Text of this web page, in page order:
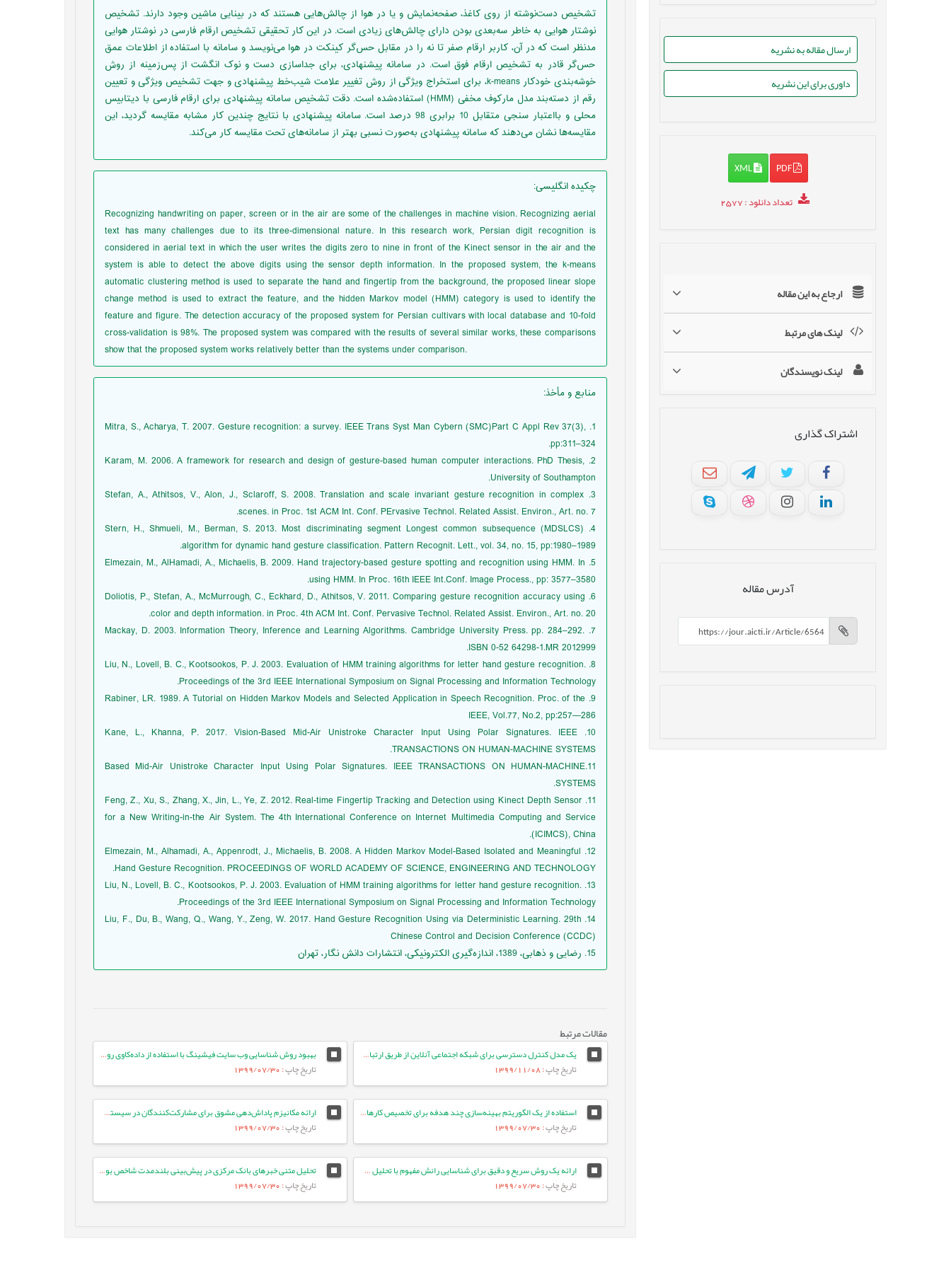
ارسال مقاله به نشریه
داوری برای این نشریه
PDF
XML
تعداد دانلود: 2577
ارجاع به این مقاله
لینک های مرتبط
لینک نویسندگان
اشتراک گذاری
آدرس مقاله
تشخیص دست‌نوشته از روی کاغذ، صفحه‌نمایش و یا در هوا از چالش‌هایی هستند که در بینایی ماشین وجود دارند. تشخیص
نوشتار هوایی به خاطر سه‌بعدی بودن دارای چالش‌های زیادی است. در این کار تحقیقی تشخیص ارقام فارسی در نوشتار هوایی
مدنظر است که در آن، کاربر ارقام صفر تا نه را در مقابل حس‌گر کینکت در هوا می‌نویسد و سامانه با استفاده از اطلاعات عمق
حس‌گر قادر به تشخیص ارقام فوق است. در سامانه پیشنهادی، برای جداسازی دست و نوک انگشت از پس‌زمینه از روش
خوشه‌بندی خودکار k-means، برای استخراج ویژگی از روش تغییر علامت شیب‌خط پیشنهادی و جهت تشخیص ویژگی و تعیین
رقم از دسته‌بند مدل مارکوف مخفی (HMM) استفاده‌شده است. دقت تشخیص سامانه پیشنهادی برای ارقام فارسی با دیتابیس
محلی و بااعتبار سنجی متقابل 10 برابری 98 درصد است. سامانه پیشنهادی با نتایج چندین کار مشابه مقایسه گردید، این
مقایسه‌ها نشان می‌دهند که سامانه پیشنهادی به‌صورت نسبی بهتر از سامانه‌های تحت مقایسه کار می‌کند.
چکیده انگلیسی:
Recognizing handwriting on paper, screen or in the air are some of the challenges in machine vision. Recognizing aerial
text has many challenges due to its three-dimensional nature. In this research work, Persian digit recognition is
considered in aerial text in which the user writes the digits zero to nine in front of the Kinect sensor in the air and the
system is able to detect the above digits using the sensor depth information. In the proposed system, the k-means
automatic clustering method is used to separate the hand and fingertip from the background, the proposed linear slope
change method is used to extract the feature, and the hidden Markov model (HMM) category is used to identify the
feature and figure. The detection accuracy of the proposed system for Persian cultivars with local database and 10-fold
cross-validation is 98%. The proposed system was compared with the results of several similar works, these comparisons
show that the proposed system works relatively better than the systems under comparison.
منابع و مأخذ:
1. Mitra, S., Acharya, T. 2007. Gesture recognition: a survey. IEEE Trans Syst Man Cybern (SMC)Part C Appl Rev 37(3),
pp:311–324.
2. Karam, M. 2006. A framework for research and design of gesture-based human computer interactions. PhD Thesis,
University of Southampton.
3. Stefan, A., Athitsos, V., Alon, J., Sclaroff, S. 2008. Translation and scale invariant gesture recognition in complex
scenes. in Proc. 1st ACM Int. Conf. PErvasive Technol. Related Assist. Environ., Art. no. 7.
4. Stern, H., Shmueli, M., Berman, S. 2013. Most discriminating segment Longest common subsequence (MDSLCS)
algorithm for dynamic hand gesture classification. Pattern Recognit. Lett., vol. 34, no. 15, pp:1980–1989.
5. Elmezain, M., AlHamadi, A., Michaelis, B. 2009. Hand trajectory-based gesture spotting and recognition using HMM. In
using HMM. In Proc. 16th IEEE Int.Conf. Image Process., pp: 3577–3580.
6. Doliotis, P., Stefan, A., McMurrough, C., Eckhard, D., Athitsos, V. 2011. Comparing gesture recognition accuracy using
color and depth information. in Proc. 4th ACM Int. Conf. Pervasive Technol. Related Assist. Environ., Art. no. 20.
7. Mackay, D. 2003. Information Theory, Inference and Learning Algorithms. Cambridge University Press. pp. 284–292.
ISBN 0-52 64298-1.MR 2012999.
8. Liu, N., Lovell, B. C., Kootsookos, P. J. 2003. Evaluation of HMM training algorithms for letter hand gesture recognition.
Proceedings of the 3rd IEEE International Symposium on Signal Processing and Information Technology.
9. Rabiner, LR. 1989. A Tutorial on Hidden Markov Models and Selected Application in Speech Recognition. Proc. of the
IEEE, Vol.77, No.2, pp:257—286
10. Kane, L., Khanna, P. 2017. Vision-Based Mid-Air Unistroke Character Input Using Polar Signatures. IEEE
TRANSACTIONS ON HUMAN-MACHINE SYSTEMS.
11.Based Mid-Air Unistroke Character Input Using Polar Signatures. IEEE TRANSACTIONS ON HUMAN-MACHINE
SYSTEMS.
11. Feng, Z., Xu, S., Zhang, X., Jin, L., Ye, Z. 2012. Real-time Fingertip Tracking and Detection using Kinect Depth Sensor
for a New Writing-in-the Air System. The 4th International Conference on Internet Multimedia Computing and Service
(ICIMCS), China.
12. Elmezain, M., Alhamadi, A., Appenrodt, J., Michaelis, B. 2008. A Hidden Markov Model-Based Isolated and Meaningful
Hand Gesture Recognition. PROCEEDINGS OF WORLD ACADEMY OF SCIENCE, ENGINEERING AND TECHNOLOGY.
13. Liu, N., Lovell, B. C., Kootsookos, P. J. 2003. Evaluation of HMM training algorithms for letter hand gesture recognition.
Proceedings of the 3rd IEEE International Symposium on Signal Processing and Information Technology.
14. Liu, F., Du, B., Wang, Q., Wang, Y., Zeng, W. 2017. Hand Gesture Recognition Using via Deterministic Learning. 29th
Chinese Control and Decision Conference (CCDC)
15. رضایی و ذهابی، 1389، اندازه‌گیری الکترونیکی، انتشارات دانش نگار، تهران
مقالات مرتبط
یک مدل کنترل دسترسی برای شبکه اجتماعی آنلاین از طریق ارتباطات کاربربه‌کاربر
تاریخ چاپ: 1399/11/08
بهبود روش شناسایی وب سایت فیشینگ با استفاده از داده‌کاوی روی صفحات وب
تاریخ چاپ: 1399/07/30
استفاده از یک الگوریتم بهینه‌سازی چند هدفه برای تخصیص کارها در سیستم‌های مبتنی بر ابر با هدف کاهش انرژی مصرفی
تاریخ چاپ: 1399/07/30
ارائه مکانیزم پاداش‌دهی مشوق برای مشارکت‌کنندگان در سیستم محاسبات انسانی تشخیص نفوذ بر اساس نظریه بازی‌ها
تاریخ چاپ: 1399/07/30
ارائه یک روش سریع و دقیق برای شناسایی رانش مفهوم با تحلیل سابقه‌ی رویدادها
تاریخ چاپ: 1399/07/30
تحلیل متنی خبرهای بانک مرکزی در پیش‌بینی بلندمدت شاخص بورس اوراق بهادار تهران
تاریخ چاپ: 1399/07/30